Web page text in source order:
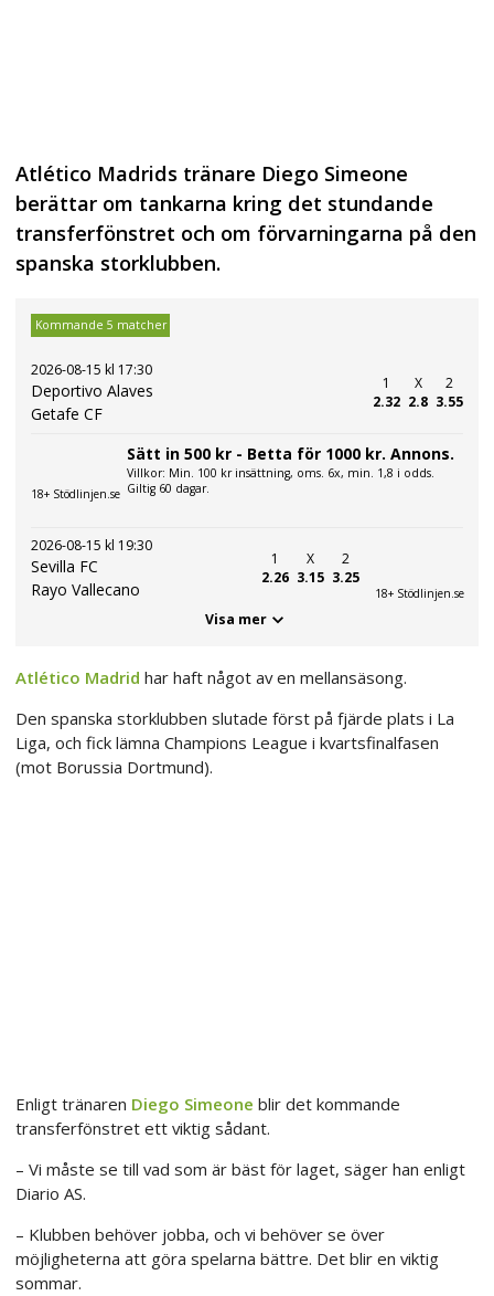
Atlético Madrids tränare Diego Simeone
berättar om tankarna kring det stundande
transferfönstret och om förvarningarna på den
spanska storklubben.
Kommande 5 matcher
2026-08-15 kl 17:30
Deportivo Alaves
Getafe CF
1
2.32
X
2.8
2
3.55
18+ Stödlinjen.se
Sätt in 500 kr - Betta för 1000 kr. Annons.
Villkor: Min. 100 kr insättning, oms. 6x, min. 1,8 i odds.
Giltig 60 dagar.
2026-08-15 kl 19:30
Sevilla FC
Rayo Vallecano
1
2.26
X
3.15
2
3.25
18+ Stödlinjen.se
Visa mer
Atlético Madrid har haft något av en mellansäsong.
Den spanska storklubben slutade först på fjärde plats i La
Liga, och fick lämna Champions League i kvartsfinalfasen
(mot Borussia Dortmund).
Enligt tränaren Diego Simeone blir det kommande
transferfönstret ett viktig sådant.
– Vi måste se till vad som är bäst för laget, säger han enligt
Diario AS.
– Klubben behöver jobba, och vi behöver se över
möjligheterna att göra spelarna bättre. Det blir en viktig
sommar.